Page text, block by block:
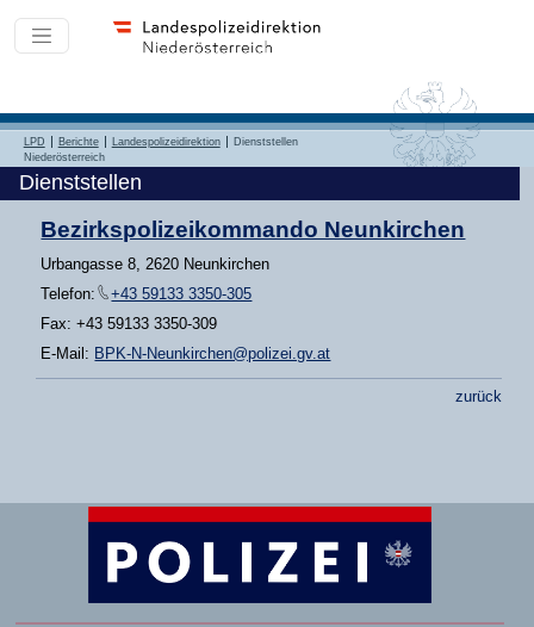
LPD Berichte Landespolizeidirektion
Dienststellen
Niederösterreich
Dienststellen
Bezirkspolizeikommando Neunkirchen
Urbangasse 8, 2620 Neunkirchen
Telefon:
+43 59133 3350-305
Fax: +43 59133 3350-309
E-Mail: BPK-N-Neunkirchen@polizei.gv.at
zurück